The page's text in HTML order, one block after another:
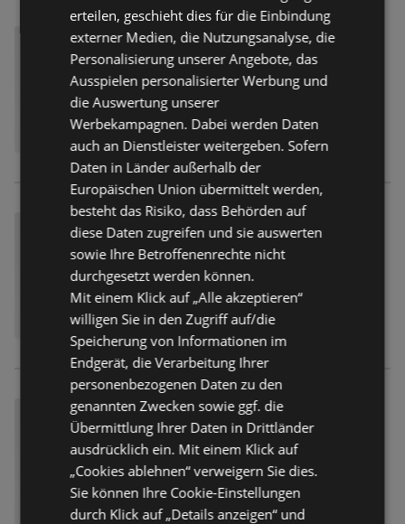
erteilen, geschieht dies für die Einbindung
externer Medien, die Nutzungsanalyse, die
Personalisierung unserer Angebote, das
Ausspielen personalisierter Werbung und
die Auswertung unserer
Werbekampagnen. Dabei werden Daten
auch an Dienstleister weitergeben. Sofern
Daten in Länder außerhalb der
Europäischen Union übermittelt werden,
besteht das Risiko, dass Behörden auf
diese Daten zugreifen und sie auswerten
sowie Ihre Betroffenenrechte nicht
durchgesetzt werden können.
Mit einem Klick auf „Alle akzeptieren“
willigen Sie in den Zugriff auf/die
Speicherung von Informationen im
Endgerät, die Verarbeitung Ihrer
personenbezogenen Daten zu den
genannten Zwecken sowie ggf. die
Übermittlung Ihrer Daten in Drittländer
ausdrücklich ein. Mit einem Klick auf
„Cookies ablehnen“ verweigern Sie dies.
Sie können Ihre Cookie-Einstellungen
durch Klick auf „Details anzeigen“ und